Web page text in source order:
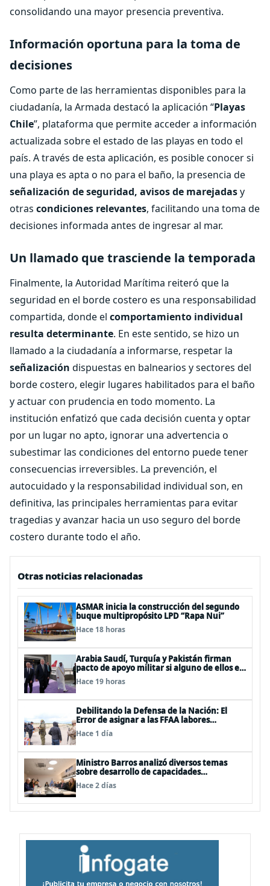
consolidando una mayor presencia preventiva.
Información oportuna para la toma de
decisiones
Como parte de las herramientas disponibles para la
ciudadanía, la Armada destacó la aplicación “Playas
Chile”, plataforma que permite acceder a información
actualizada sobre el estado de las playas en todo el
país. A través de esta aplicación, es posible conocer si
una playa es apta o no para el baño, la presencia de
señalización de seguridad, avisos de marejadasy
otras condiciones relevantes, facilitando una toma de
decisiones informada antes de ingresar al mar.
Un llamado que trasciende la temporada
Finalmente, la Autoridad Marítima reiteró que la
seguridad en el borde costero es una responsabilidad
compartida, donde el comportamiento individual
resulta determinante. En este sentido, se hizo un
llamado a la ciudadanía a informarse, respetar la
señalización dispuestas en balnearios y sectores del
borde costero, elegir lugares habilitados para el baño
y actuar con prudencia en todo momento. La
institución enfatizó que cada decisión cuenta y optar
por un lugar no apto, ignorar una advertencia o
subestimar las condiciones del entorno puede tener
consecuencias irreversibles. La prevención, el
autocuidado y la responsabilidad individual son, en
definitiva, las principales herramientas para evitar
tragedias y avanzar hacia un uso seguro del borde
costero durante todo el año.
Otras noticias relacionadas
ASMAR inicia la construcción del segundo
buque multipropósito LPD “Rapa Nui”
Hace 18 horas
Arabia Saudí, Turquía y Pakistán firman
pacto de apoyo militar si alguno de ellos es
atacado
Hace 19 horas
Debilitando la Defensa de la Nación: El
Error de asignar a las FFAA labores
policiales
Hace 1 día
Ministro Barros analizó diversos temas
sobre desarrollo de capacidades
estratégicas en sesión del Consejo de
Política Espacial
Hace 2 días